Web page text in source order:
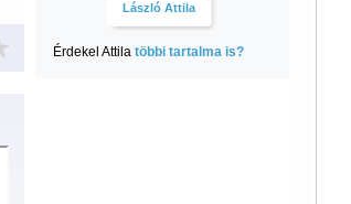
László Attila
Érdekel Attila többi tartalma is?